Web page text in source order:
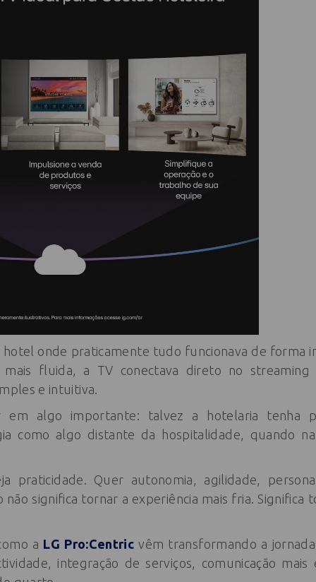
onde praticamente tudo funcionava de forma
mais fluida, a TV conectava direto no streaming
e intuitiva.
algo importante: talvez a hotelaria tenha
como algo distante da hospitalidade, quando
praticidade. Quer autonomia, agilidade,
não significa tornar a experiência mais fria. Significa
a LG Pro:Centric vêm transformando a
integração de serviços, comunicação mais